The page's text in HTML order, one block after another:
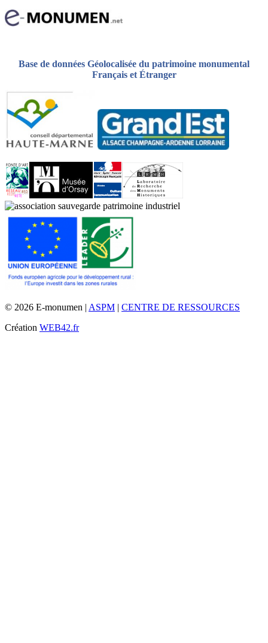
Base de données Géolocalisée du patrimoine monumental
Français et Étranger
© 2026 E-monumen | ASPM | CENTRE DE RESSOURCES
Création WEB42.fr